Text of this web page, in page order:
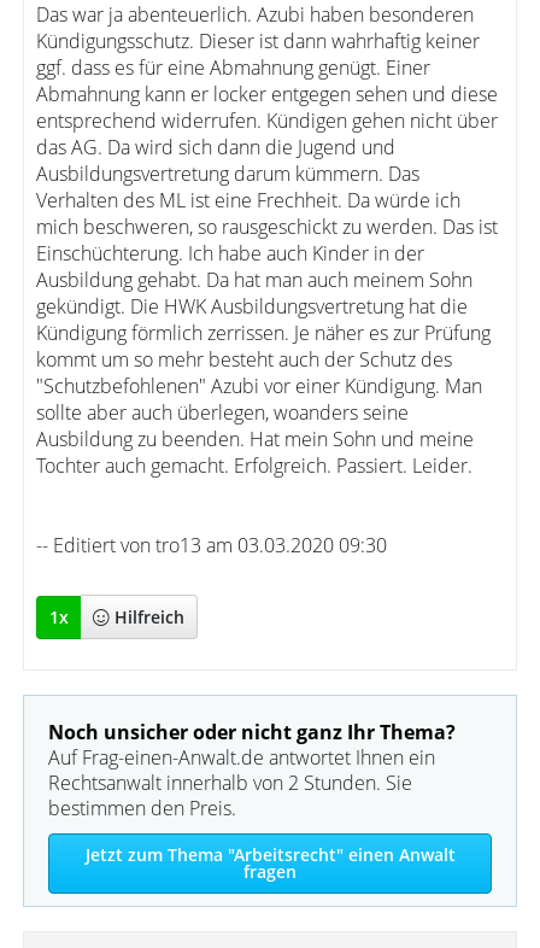
Das war ja abenteuerlich. Azubi haben besonderen
Kündigungsschutz. Dieser ist dann wahrhaftig keiner
ggf. dass es für eine Abmahnung genügt. Einer
Abmahnung kann er locker entgegen sehen und diese
entsprechend widerrufen. Kündigen gehen nicht über
das AG. Da wird sich dann die Jugend und
Ausbildungsvertretung darum kümmern. Das
Verhalten des ML ist eine Frechheit. Da würde ich
mich beschweren, so rausgeschickt zu werden. Das ist
Einschüchterung. Ich habe auch Kinder in der
Ausbildung gehabt. Da hat man auch meinem Sohn
gekündigt. Die HWK Ausbildungsvertretung hat die
Kündigung förmlich zerrissen. Je näher es zur Prüfung
kommt um so mehr besteht auch der Schutz des
"Schutzbefohlenen" Azubi vor einer Kündigung. Man
sollte aber auch überlegen, woanders seine
Ausbildung zu beenden. Hat mein Sohn und meine
Tochter auch gemacht. Erfolgreich. Passiert. Leider.
-- Editiert von tro13 am 03.03.2020 09:30
1x Hilfreich
Noch unsicher oder nicht ganz Ihr Thema?
Auf Frag-einen-Anwalt.de antwortet Ihnen ein
Rechtsanwalt innerhalb von 2 Stunden. Sie
bestimmen den Preis.
Jetzt zum Thema "Arbeitsrecht" einen Anwalt
fragen